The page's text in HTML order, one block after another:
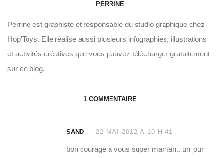
PERRINE
Perrine est graphiste et responsable du studio graphique chez
Hop'Toys. Elle réalise aussi plusieurs infographies, illustrations
et activités créatives que vous pouvez télécharger gratuitement
sur ce blog.
1 COMMENTAIRE
SAND 22 MAI 2012 À 10 H 41
bon courage a vous super maman.. un jour